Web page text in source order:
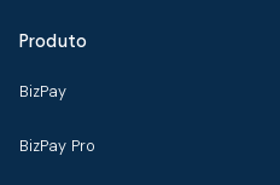
Produto
BizPay
BizPay Pro